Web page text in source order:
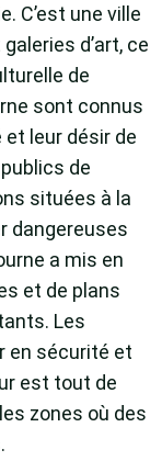
C’est une ville
d’art, ce
de
sont connus
leur désir de
de
situées à la
dangereuses
a mis en
et de plans
Les
en sécurité et
est tout de
zones où des